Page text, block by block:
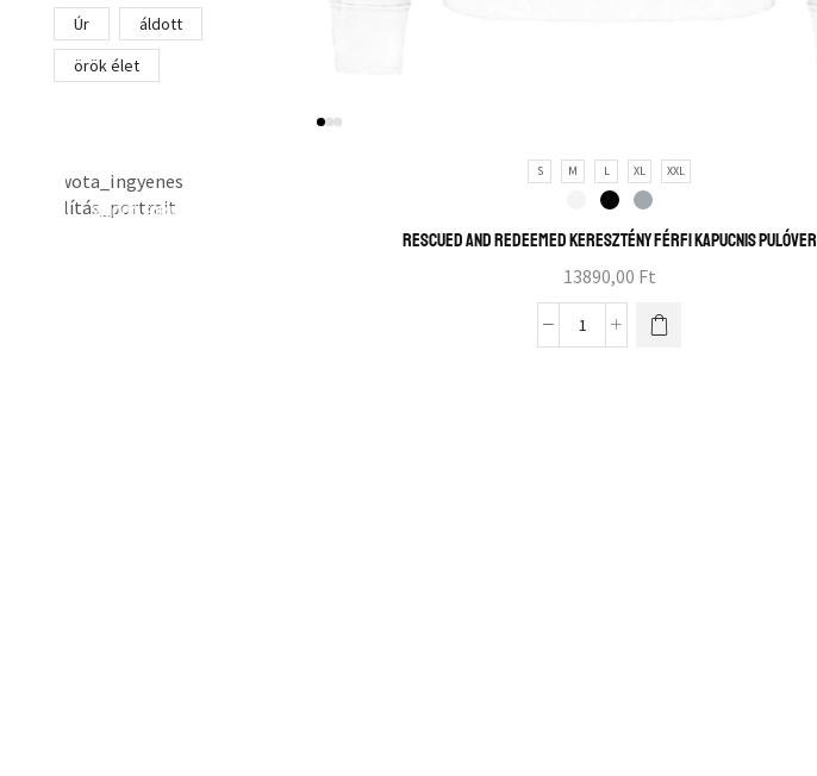
S M L XL XXL
Rescued and redeemed keresztény férfi kapucnis pulóver
13890,00 Ft
Úr
áldott
örök élet
NE FELEDD!
HÁZHOZSZÁLLÍTÁS
20 000 Forint felett